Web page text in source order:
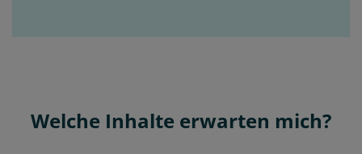
Welche Inhalte erwarten mich?